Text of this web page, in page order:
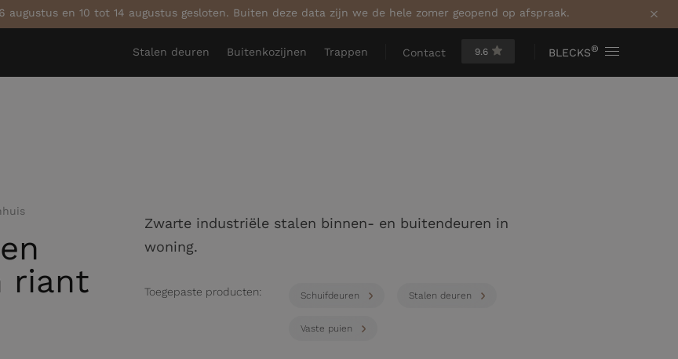
en 10 tot 14 augustus gesloten. Buiten deze data zijn we de hele zomer geopend op afspraak.
Stalen deuren Buitenkozijnen Trappen Contact 9.6 BLECKS®
riant
Zwarte industriële stalen binnen- en buitendeuren in
woning.
Toegepaste producten: Schuifdeuren Stalen deuren
Vaste puien